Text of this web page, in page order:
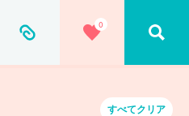
0
すべてクリア